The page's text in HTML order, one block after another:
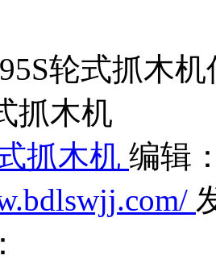
轮式抓木
抓木机
抓木机 编辑